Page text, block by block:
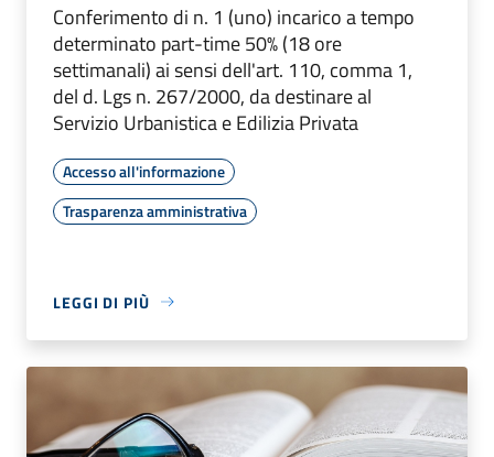
Conferimento di n. 1 (uno) incarico a tempo
determinato part-time 50% (18 ore
settimanali) ai sensi dell'art. 110, comma 1,
del d. Lgs n. 267/2000, da destinare al
Servizio Urbanistica e Edilizia Privata
Accesso all'informazione
Trasparenza amministrativa
LEGGI DI PIÙ